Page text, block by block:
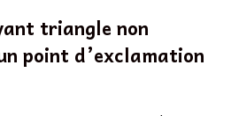
triangle non
point d’exclamation